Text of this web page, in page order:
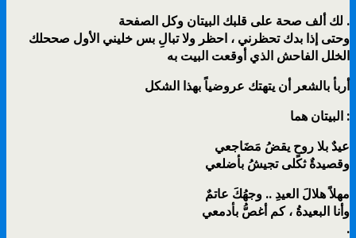
لك ألف صحة على قلبك البيتان وكل الصفحة .
وحتى إذا بدك تحظرني ، احظر ولا تبالِ بس خليني الأول صححلك
الخلل الفاحش الذي أوقعت البيت به
أربأ بالشعر أن يتهتك عروضياً بهذا الشكل
البيتان هما :
عيدٌ بلا روحٍ يقضُ مَضَاجعي
وقصيدةٌ ثكلى تجيشُ بأضلعي
مهلاً هلالَ العيدِ .. وجهُكَ عاتمٌ
وأنا البعيدةُ ، كم أغصُّ بأدمعي
.